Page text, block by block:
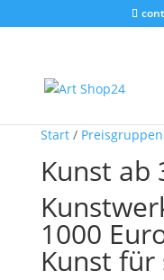
Start/ Preisgruppen
Kunst ab
1000
Kunst